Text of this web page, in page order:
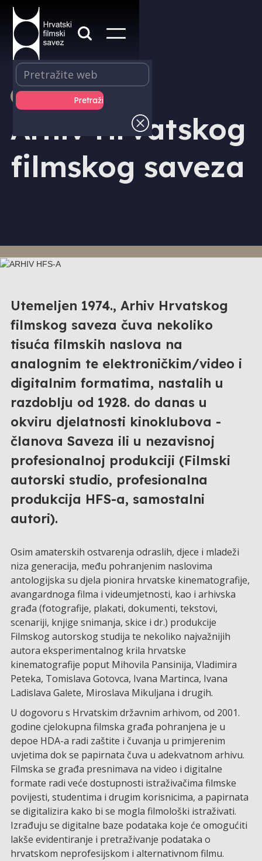
FILMSKI ARHIV
Arhiv Hrvatskog
filmskog saveza
Utemeljen 1974., Arhiv Hrvatskog
filmskog saveza čuva nekoliko
tisuća filmskih naslova na
analognim te elektroničkim/video i
digitalnim formatima, nastalih u
razdoblju od 1928. do danas u
okviru djelatnosti kinoklubova -
članova Saveza ili u nezavisnoj
profesionalnoj produkciji (Filmski
autorski studio, profesionalna
produkcija HFS-a, samostalni
autori).
Osim amaterskih ostvarenja odraslih, djece i mladeži
niza generacija, među pohranjenim naslovima
antologijska su djela pionira hrvatske kinematografije,
avangardnoga filma i videumjetnosti, kao i arhivska
građa (fotografije, plakati, dokumenti, tekstovi,
scenariji, knjige snimanja, skice i dr.) produkcije
Filmskog autorskog studija te nekoliko najvažnijih
autora eksperimentalnog krila hrvatske
kinematografije poput Mihovila Pansinija, Vladimira
Peteka, Tomislava Gotovca, Ivana Martinca, Ivana
Ladislava Galete, Miroslava Mikuljana i drugih.
U dogovoru s Hrvatskim državnim arhivom, od 2001.
godine cjelokupna filmska građa pohranjena je u
depoe HDA-a radi zaštite i čuvanja u primjerenim
uvjetima dok se papirnata čuva u adekvatnom arhivu.
Filmska se građa presnimava na video i digitalne
formate radi veće dostupnosti istraživačima filmske
povijesti, studentima i drugim korisnicima, a papirnata
se digitalizira kako bi se mogla filmološki istraživati.
Izrađuju se digitalne baze podataka koje će omogućiti
lakše evidentiranje i pretraživanje podataka o
hrvatskom neprofesijskom i alternativnom filmu.